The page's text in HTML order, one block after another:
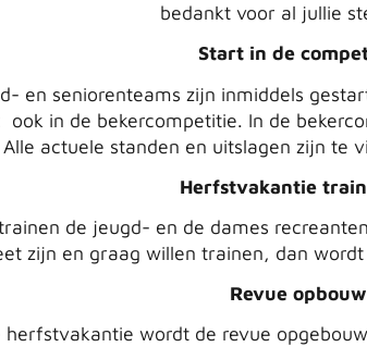
bedankt voor al jullie
Start in de
en seniorenteams zijn inmiddels
ook in de bekercompetitie. In de
Alle actuele standen en uitslagen zijn te
Herfstvakantie
de jeugd- en de dames
zijn en graag willen trainen, dan
Revue opbouw
herfstvakantie wordt de revue